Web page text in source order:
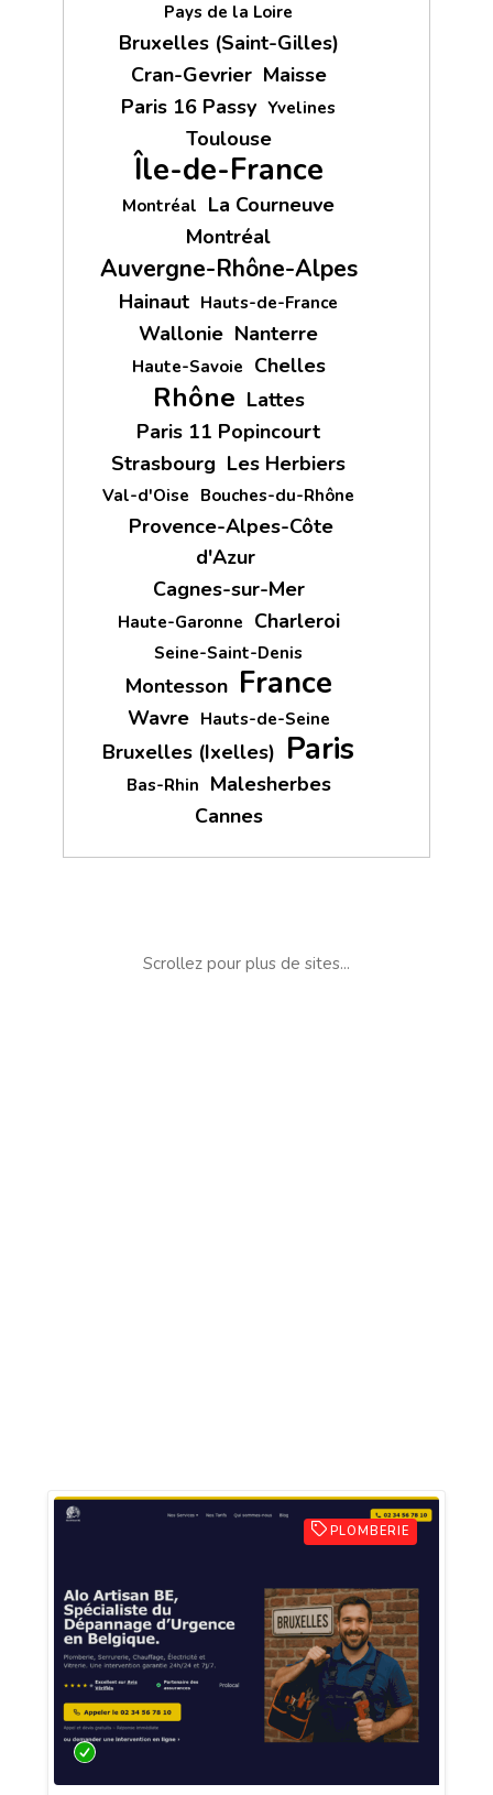
Pays de la Loire
Bruxelles (Saint-Gilles)
Cran-Gevrier Maisse
Paris 16 Passy Yvelines
Toulouse
Île-de-France
Montréal La Courneuve
Montréal
Auvergne-Rhône-Alpes
Hainaut Hauts-de-France
Wallonie Nanterre
Haute-Savoie Chelles
Rhône Lattes
Paris 11 Popincourt
Strasbourg Les Herbiers
Val-d'Oise Bouches-du-Rhône
Provence-Alpes-Côte
d'Azur
Cagnes-sur-Mer
Haute-Garonne Charleroi
Seine-Saint-Denis
Montesson France
Wavre Hauts-de-Seine
Bruxelles (Ixelles) Paris
Bas-Rhin Malesherbes
Cannes
Scrollez pour plus de sites...
PLOMBERIE